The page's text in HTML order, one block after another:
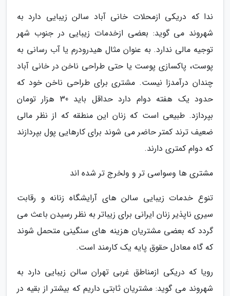
ندا که دریکی ازمحلات خانی آباد سالن زیبایی دارد به
شهروند می گوید: بعضی ازخدمات زیبایی در جنوب شهر
توجیه مالی ندارد. به عنوان مثال هیدرودرم یا آب رسانی به
پوست، پاکسازی پوست یا حتی طراحی ناخن در خانی آباد
چندان درآمدزا نیست. مشتری برای طراحی ناخن خود که
حدود یک هفته دوام دارد حداقل باید 30 هزار تومان
بپردازد. طبیعی است که زنان این منطقه که از نظر مالی
ضعیف ترند کمتر حاضر می شوند برای کارهایی پول بپردازند
که دوام کمتری دارند.
مشتری ها وسواسی تر و ولخرج تر شده اند
تنوع خدمات زیبایی سالن های آرایشگاه زنانه و رقابت
سیری ناپذیر زنان ایرانی برای زیباتر به نظر رسیدن باعث می
گردد که بعضی مشتریان هزینه های سنگینی متحمل شوند
که گاه معادل حقوق پایه یک کارمند است.
رویا که دریکی ازمناطق غربی تهران سالن زیبایی دارد به
شهروند می گوید: مشتریان ثابتی داریم که بیشتر از بقیه در